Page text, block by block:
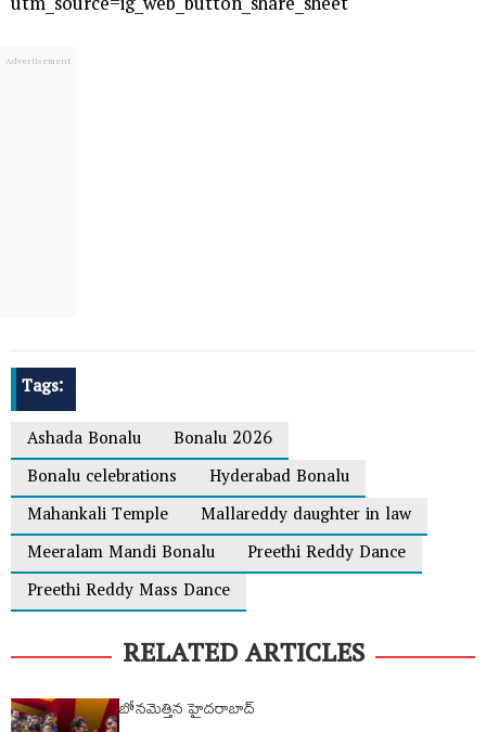
Tags:
Ashada Bonalu
Bonalu 2026
Bonalu celebrations
Hyderabad Bonalu
Mahankali Temple
Mallareddy daughter in law
Meeralam Mandi Bonalu
Preethi Reddy Dance
Preethi Reddy Mass Dance
RELATED ARTICLES
బోనమెత్తిన హైదరాబాద్